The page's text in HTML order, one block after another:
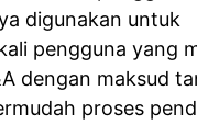
digunakan untuk
pengguna yang
dengan maksud
proses